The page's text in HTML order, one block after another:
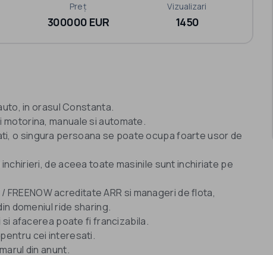
Preț
300000 EUR
Vizualizari
1450
in orasul Constanta.
motorina, manuale si automate.
o singura persoana se poate ocupa foarte usor de
de aceea toate masinile sunt inchiriate pe
acreditate ARR si manageri de flota,
domeniul ride sharing.
afacerea poate fi francizabila.
cei interesati.